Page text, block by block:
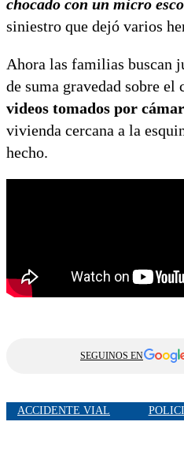
chocado con un micro
siniestro que dejó varios
Ahora las familias buscan
de suma gravedad sobre el
videos tomados por
vivienda cercana a la
hecho.
SEGUINOS EN
ACCIDENTE VIAL